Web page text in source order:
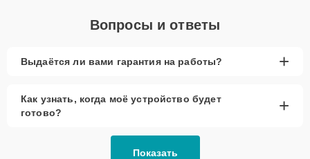
Вопросы и ответы
Выдаётся ли вами гарантия на работы? +
Как узнать, когда моё устройство будет
готово?
+
Показать